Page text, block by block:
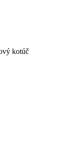
kotúč